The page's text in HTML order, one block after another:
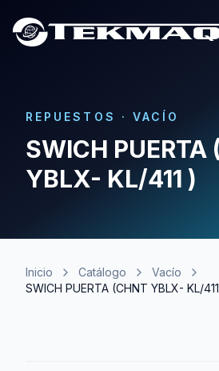
REPUESTOS · VACÍO
SWICH PUERTA
YBLX- KL/411 )
Inicio Catálogo
Vacío
SWICH PUERTA (CHNT YBLX- KL/